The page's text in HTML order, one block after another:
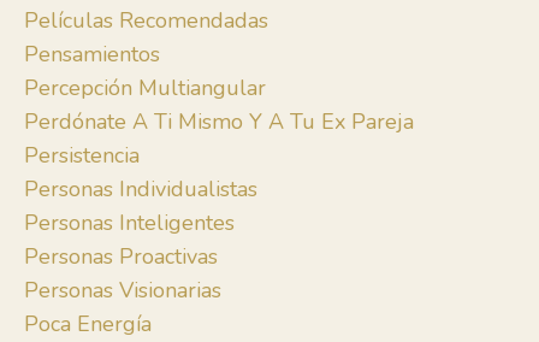
Películas Recomendadas
Pensamientos
Percepción Multiangular
Perdónate A Ti Mismo Y A Tu Ex Pareja
Persistencia
Personas Individualistas
Personas Inteligentes
Personas Proactivas
Personas Visionarias
Poca Energía